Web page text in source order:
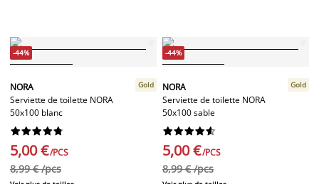
-44%
NORA
Serviette de toilette NORA
50x100 blanc
Gold






5,00 €/PCS
8,99 € /pcs
-44%
NORA
Serviette de toilette NORA
50x100 sable
Gold






5,00 €/PCS
8,99 € /pcs